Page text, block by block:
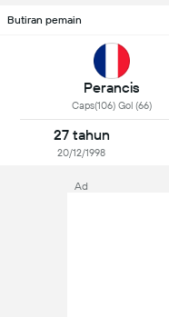
Butiran pemain
Perancis
Caps(106) Gol (66)
27 tahun
20/12/1998
Ad